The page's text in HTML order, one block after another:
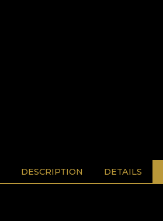
DESCRIPTION DETAILS